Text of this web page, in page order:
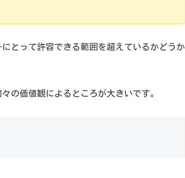
とって許容できる範囲を超えているかどうか
の価値観によるところが大きいです。